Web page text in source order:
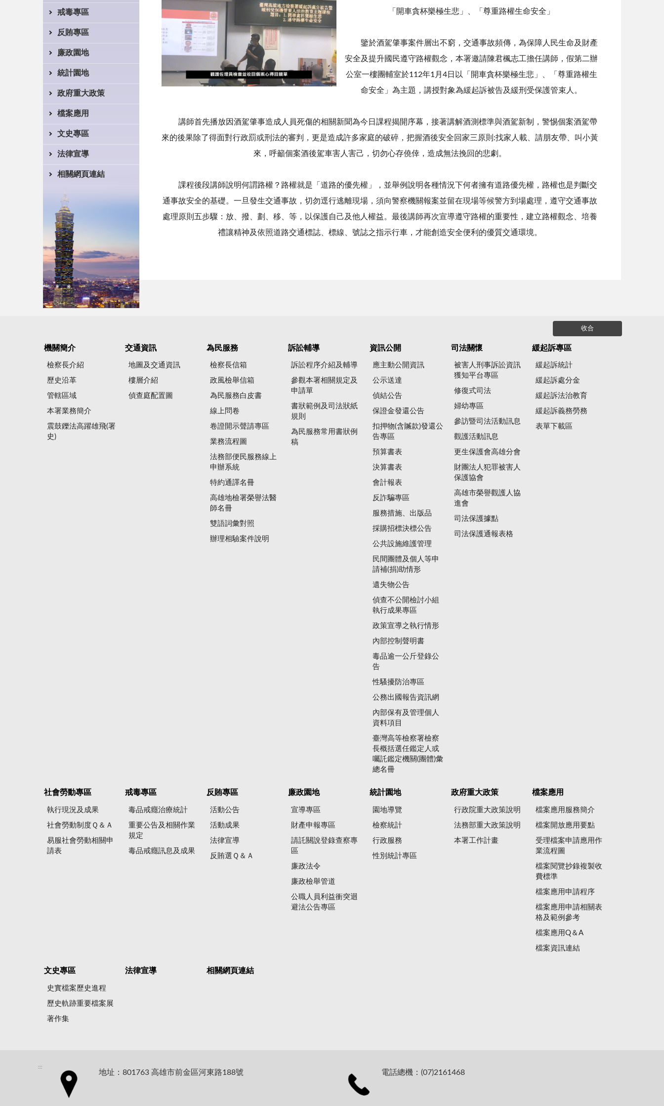
戒毒專區
反賄專區
廉政園地
統計園地
政府重大政策
檔案應用
文史專區
法律宣導
相關網頁連結
「開車貪杯樂極生悲」、「尊重路權生命安全」
鑒於酒駕肇事案件層出不窮，交通事故頻傳，為保障人民生命及財產
安全及提升國民遵守路權觀念，本署邀請陳君楓志工擔任講師，假第二辦
公室一樓團輔室於112年1月4日以「開車貪杯樂極生悲」、「尊重路權生
命安全」為主題，講授對象為緩起訴被告及緩刑受保護管束人。
講師首先播放因酒駕肇事造成人員死傷的相關新聞為今日課程揭開序幕，接著講解酒測標準與酒駕新制，警惕個案酒駕帶
來的後果除了得面對行政罰或刑法的審判，更是造成許多家庭的破碎，把握酒後安全回家三原則:找家人載、請朋友帶、叫小黃
來，呼籲個案酒後駕車害人害己，切勿心存僥倖，造成無法挽回的悲劇。
課程後段講師說明何謂路權？路權就是「道路的優先權」，並舉例說明各種情況下何者擁有道路優先權，路權也是判斷交
通事故安全的基礎。一旦發生交通事故，切勿逕行逃離現場，須向警察機關報案並留在現場等候警方到場處理，遵守交通事故
處理原則五步驟：放、撥、劃、移、等，以保護自己及他人權益。最後講師再次宣導遵守路權的重要性，建立路權觀念、培養
禮讓精神及依照道路交通標誌、標線、號誌之指示行車，才能創造安全便利的優質交通環境。
收合
機關簡介
檢察長介紹
歷史沿革
管轄區域
本署業務簡介
震鼓鑠法高躍雄飛(署
史)
交通資訊
地圖及交通資訊
樓層介紹
偵查庭配置圖
為民服務
檢察長信箱
政風檢舉信箱
為民服務白皮書
線上問卷
卷證開示聲請專區
業務流程圖
法務部便民服務線上
申辦系統
特約通譯名冊
高雄地檢署榮譽法醫
師名冊
雙語詞彙對照
辦理相驗案件說明
訴訟輔導
訴訟程序介紹及輔導
參觀本署相關規定及
申請單
書狀範例及司法狀紙
規則
為民服務常用書狀例
稿
資訊公開
應主動公開資訊
公示送達
偵結公告
保證金發還公告
扣押物(含贓款)發還公
告專區
預算書表
決算書表
會計報表
反詐騙專區
服務措施、出版品
採購招標決標公告
公共設施維護管理
民間團體及個人等申
請補(捐)助情形
遺失物公告
偵查不公開檢討小組
執行成果專區
政策宣導之執行情形
內部控制聲明書
毒品逾一公斤登錄公
告
性騷擾防治專區
公務出國報告資訊網
內部保有及管理個人
資料項目
臺灣高等檢察署檢察
長概括選任鑑定人或
囑託鑑定機關(團體)彙
總名冊
司法關懷
被害人刑事訴訟資訊
獲知平台專區
修復式司法
婦幼專區
參訪暨司法活動訊息
觀護活動訊息
更生保護會高雄分會
財團法人犯罪被害人
保護協會
高雄市榮譽觀護人協
進會
司法保護據點
司法保護通報表格
緩起訴專區
緩起訴統計
緩起訴處分金
緩起訴法治教育
緩起訴義務勞務
表單下載區
社會勞動專區
執行現況及成果
社會勞動制度Ｑ＆Ａ
易服社會勞動相關申
請表
戒毒專區
毒品戒癮治療統計
重要公告及相關作業
規定
毒品戒癮訊息及成果
反賄專區
活動公告
活動成果
法律宣導
反賄選Ｑ＆Ａ
廉政園地
宣導專區
財產申報專區
請託關說登錄查察專
區
廉政法令
廉政檢舉管道
公職人員利益衝突迴
避法公告專區
統計園地
園地導覽
檢察統計
行政服務
性別統計專區
政府重大政策
行政院重大政策說明
法務部重大政策說明
本署工作計畫
檔案應用
檔案應用服務簡介
檔案開放應用要點
受理檔案申請應用作
業流程圖
檔案閱覽抄錄複製收
費標準
檔案應用申請程序
檔案應用申請相關表
格及範例參考
檔案應用Q＆A
檔案資訊連結
文史專區
史實檔案歷史進程
歷史軌跡重要檔案展
著作集
法律宣導 相關網頁連結
:::
地址：801763 高雄市前金區河東路188號 電話總機：(07)2161468